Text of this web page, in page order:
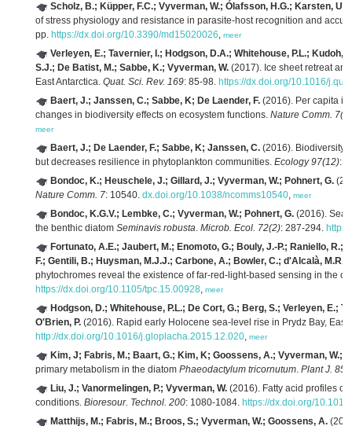
Scholz, B.; Küpper, F.C.; Vyverman, W.; Ólafsson, H.G.; Karsten, U.
of stress physiology and resistance in parasite-host recognition and
pp. https://dx.doi.org/10.3390/md15020026, meer
Verleyen, E.; Tavernier, I.; Hodgson, D.A.; Whitehouse, P.L.;
S.J.; De Batist, M.; Sabbe, K.; Vyverman, W. (2017). Ice sheet retreat
East Antarctica. Quat. Sci. Rev. 169: 85-98. https://dx.doi.org/10.1016/
Baert, J.; Janssen, C.; Sabbe, K; De Laender, F. (2016). Per capita
changes in biodiversity effects on ecosystem functions. Nature Comm. 7(1)
meer
Baert, J.; De Laender, F.; Sabbe, K; Janssen, C. (2016). Biodiversity
but decreases resilience in phytoplankton communities. Ecology 97(12):
Bondoc, K.; Heuschele, J.; Gillard, J.; Vyverman, W.; Pohnert, G.
Nature Comm. 7: 10540. dx.doi.org/10.1038/ncomms10540, meer
Bondoc, K.G.V.; Lembke, C.; Vyverman, W.; Pohnert, G. (2016).
the benthic diatom Seminavis robusta. Microb. Ecol. 72(2): 287-294.
Fortunato, A.E.; Jaubert, M.; Enomoto, G.; Bouly, J.-P.; Raniello,
F.; Gentili, B.; Huysman, M.J.J.; Carbone, A.; Bowler, C.; d'Alcalà,
phytochromes reveal the existence of far-red-light-based sensing in the
https://dx.doi.org/10.1105/tpc.15.00928, meer
Hodgson, D.; Whitehouse, P.L.; De Cort, G.; Berg, S.; Verleyen, E.;
O'Brien, P. (2016). Rapid early Holocene sea-level rise in Prydz Bay, East
http://dx.doi.org/10.1016/j.gloplacha.2015.12.020, meer
Kim, J; Fabris, M.; Baart, G.; Kim, K; Goossens, A.; Vyverman, W.;
primary metabolism in the diatom Phaeodactylum tricornutum. Plant J.
Liu, J.; Vanormelingen, P.; Vyverman, W. (2016). Fatty acid profiles
conditions. Bioresour. Technol. 200: 1080-1084. https://dx.doi.org/
Matthijs, M.; Fabris, M.; Broos, S.; Vyverman, W.; Goossens, A.